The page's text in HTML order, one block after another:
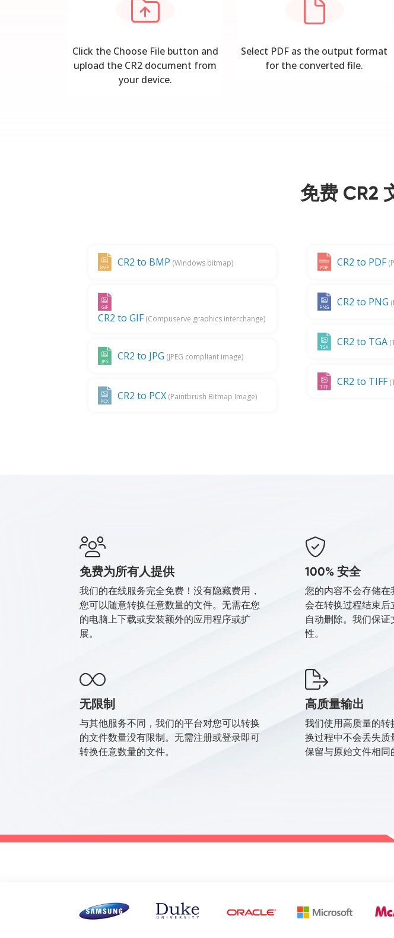
Click the Choose File button and
upload the CR2 document from
your device.
Select PDF as the output format
for the converted file.
免费 CR2
CR2 to BMP (Windows bitmap)
CR2 to GIF (Compuserve graphics interchange)
CR2 to JPG (JPEG compliant image)
CR2 to PCX (Paintbrush Bitmap Image)
CR2 to PDF
CR2 to PNG
CR2 to TGA
CR2 to TIFF
免费为所有人提供
我们的在线服务完全免费！没有隐藏费用，
您可以随意转换任意数量的文件。无需在您
的电脑上下载或安装额外的应用程序或扩
展。
100% 安全
您的内容不会存储
会在转换过程结束
自动删除。我们保
性。
无限制
与其他服务不同，我们的平台对您可以转换
的文件数量没有限制。无需注册或登录即可
转换任意数量的文件。
高质量输出
我们使用高质量的
换过程中不会丢失
保留与原始文件相同